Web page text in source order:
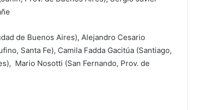
de Buenos Aires), Alejandro Cesario
Santa Fe), Camila Fadda Gacitúa (Santiago,
Mario Nosotti (San Fernando, Prov. de